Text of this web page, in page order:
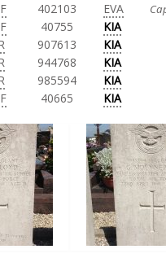
402103 EVA
40755
KIA
907613
KIA
944768
KIA
985594
KIA
40665 KIA